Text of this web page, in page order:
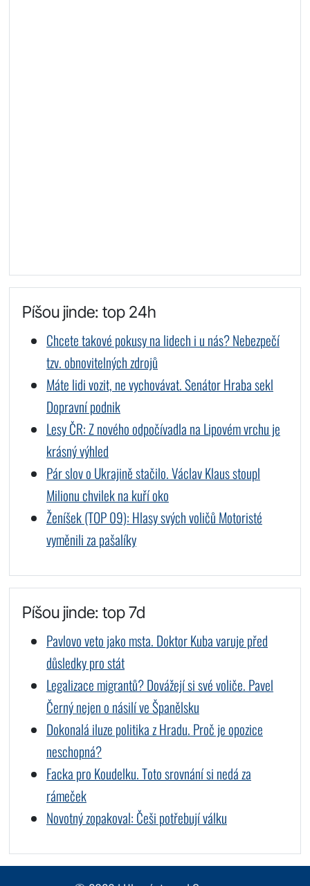
Píšou jinde: top 24h
Chcete takové pokusy na lidech i u nás? Nebezpečí
tzv. obnovitelných zdrojů
Máte lidi vozit, ne vychovávat. Senátor Hraba sekl
Dopravní podnik
Lesy ČR: Z nového odpočívadla na Lipovém vrchu je
krásný výhled
Pár slov o Ukrajině stačilo. Václav Klaus stoupl
Milionu chvilek na kuří oko
Ženíšek (TOP 09): Hlasy svých voličů Motoristé
vyměnili za pašalíky
Píšou jinde: top 7d
Pavlovo veto jako msta. Doktor Kuba varuje před
důsledky pro stát
Legalizace migrantů? Dovážejí si své voliče. Pavel
Černý nejen o násilí ve Španělsku
Dokonalá iluze politika z Hradu. Proč je opozice
neschopná?
Facka pro Koudelku. Toto srovnání si nedá za
rámeček
Novotný zopakoval: Češi potřebují válku